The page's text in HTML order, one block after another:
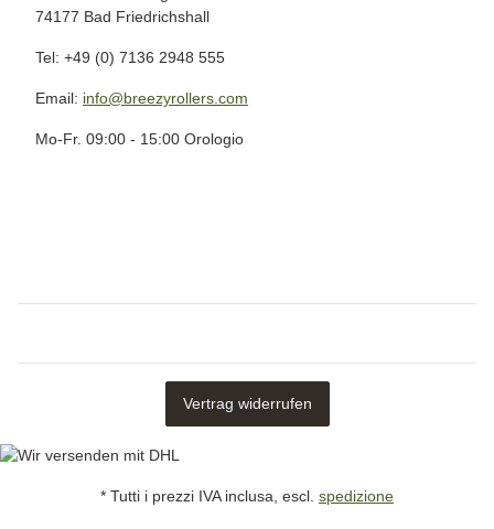
74177 Bad Friedrichshall
Tel: +49 (0) 7136 2948 555
Email: info@breezyrollers.com
Mo-Fr. 09:00 - 15:00 Orologio
Vertrag widerrufen
* Tutti i prezzi IVA inclusa, escl. spedizione